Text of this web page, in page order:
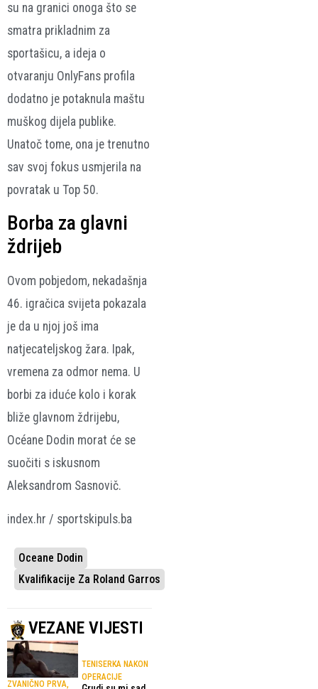
su na granici onoga što se
smatra prikladnim za
sportašicu, a ideja o
otvaranju OnlyFans profila
dodatno je potaknula maštu
muškog dijela publike.
Unatoč tome, ona je trenutno
sav svoj fokus usmjerila na
povratak u Top 50.
Borba za glavni
ždrijeb
Ovom pobjedom, nekadašnja
46. igračica svijeta pokazala
je da u njoj još ima
natjecateljskog žara. Ipak,
vremena za odmor nema. U
borbi za iduće kolo i korak
bliže glavnom ždrijebu,
Océane Dodin morat će se
suočiti s iskusnom
Aleksandrom Sasnovič.
index.hr / sportskipuls.ba
Oceane Dodin
Kvalifikacije Za Roland Garros
VEZANE VIJESTI
ZVANIČNO PRVA,
TENISERKA NAKON
OPERACIJE